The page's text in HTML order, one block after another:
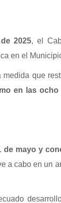
2025, el
en el
medida que
en las
de mayo y
a cabo en un